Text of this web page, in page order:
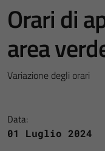
Orari di
area
Variazione degli orari
Data:
01 Luglio 2024